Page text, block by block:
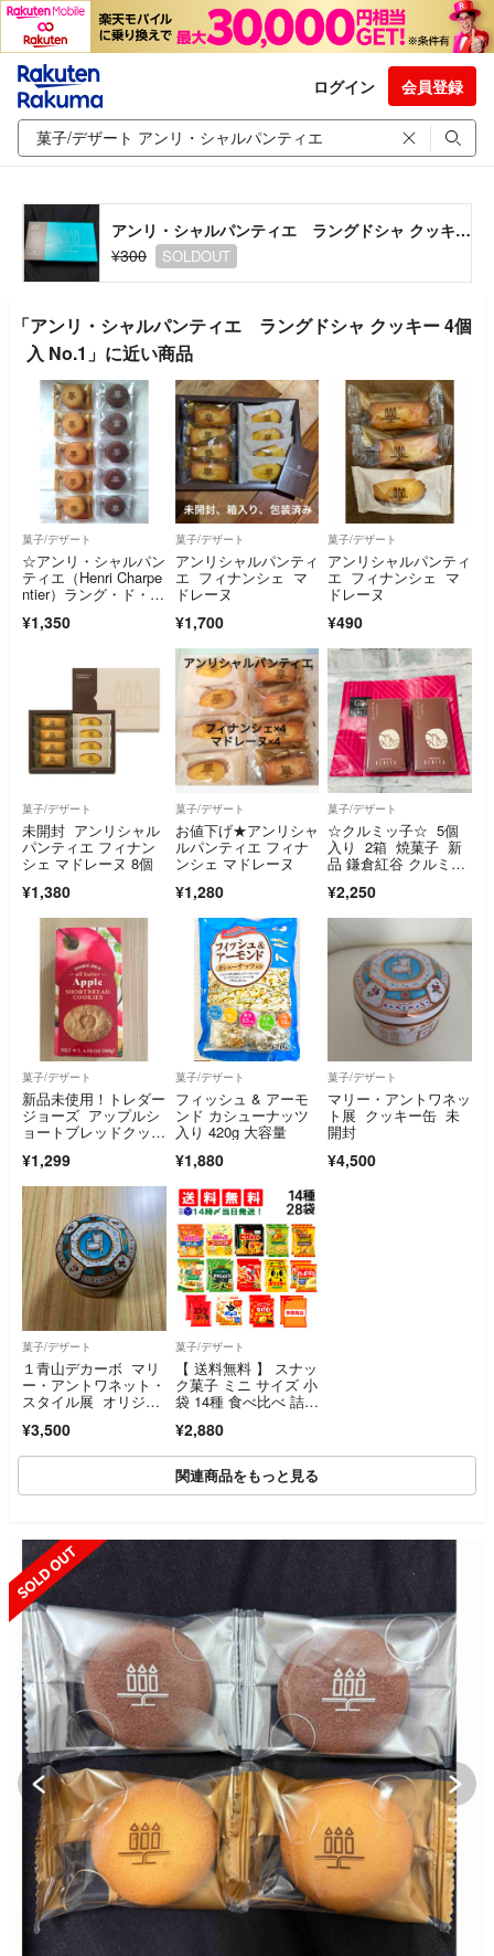
ログイン 会員登録
アンリ・シャルパンティエ ラングドシャ クッキー 4個入 No.1
¥300
SOLDOUT
「アンリ・シャルパンティエ ラングドシャ クッキー 4個
入 No.1」に近い商品
菓子/デザート
☆アンリ・シャルパン
ティエ（Henri Charpe
ntier）ラング・ド・シ
個】
¥1,350
菓子/デザート
アンリシャルパンティ
エ フィナンシェ マ
ドレーヌ
¥1,700
菓子/デザート
アンリシャルパンティ
エ フィナンシェ マ
ドレーヌ
¥490
菓子/デザート
未開封 アンリシャル
パンティエ フィナン
シェ マドレーヌ 8個
¥1,380
菓子/デザート
お値下げ★アンリシャ
ルパンティエ フィナ
ンシェ マドレーヌ
¥1,280
菓子/デザート
☆クルミッ子☆ 5個
入り 2箱 焼菓子 新
品 鎌倉紅谷 クルミッ
¥2,250
菓子/デザート
新品未使用！トレダー
ジョーズ アップルシ
ョートブレッドクッキ
¥1,299
菓子/デザート
フィッシュ & アーモ
ンド カシューナッツ
入り 420g 大容量
¥1,880
菓子/デザート
マリー・アントワネッ
ト展 クッキー缶 未
開封
¥4,500
菓子/デザート
１青山デカーボ マリ
ー・アントワネット・
スタイル展 オリジナ
開封
¥3,500
菓子/デザート
【 送料無料 】 スナッ
ク菓子 ミニ サイズ 小
袋 14種 食べ比べ 詰め
ト 各2個 ( 計28個
入 ) まとめ買い
¥2,880
関連商品をもっと見る
SOLD OUT